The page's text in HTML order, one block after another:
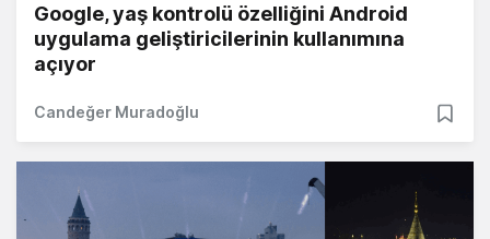
Google, yaş kontrolü özelliğini Android
uygulama geliştiricilerinin kullanımına
açıyor
Candeğer Muradoğlu